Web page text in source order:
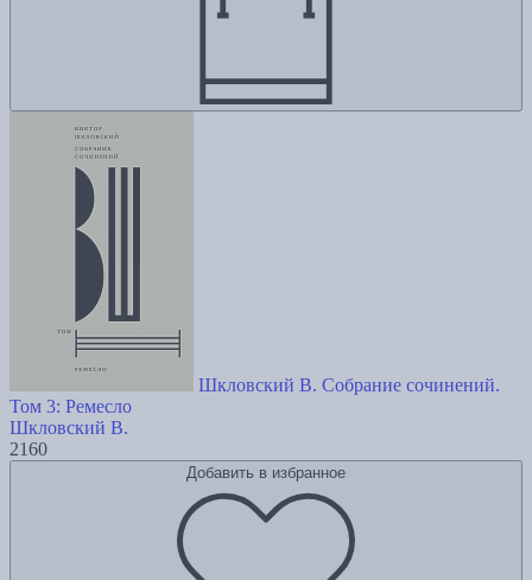
Шкловский В. Собрание сочинений.
Том 3: Ремесло
Шкловский В.
2160
Добавить в избранное